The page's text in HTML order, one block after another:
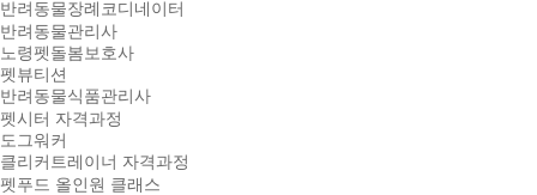
반려동물장례코디네이터
반려동물관리사
노령펫돌봄보호사
펫뷰티션
반려동물식품관리사
펫시터 자격과정
도그워커
클리커트레이너 자격과정
펫푸드 올인원 클래스